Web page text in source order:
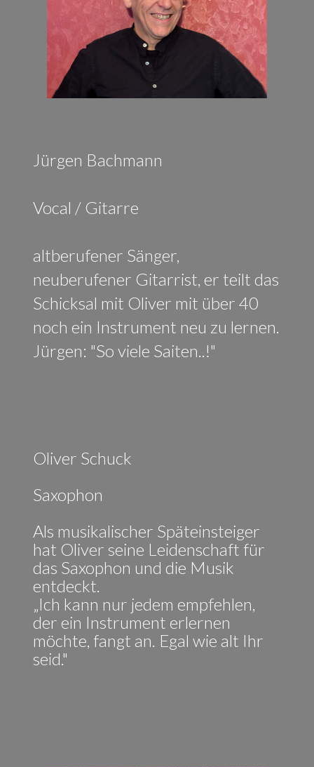
Jürgen Bachmann
Vocal / Gitarre
altberufener Sänger,
neuberufener Gitarrist, er teilt das
Schicksal mit Oliver mit über 40
noch ein Instrument neu zu lernen.
Jürgen: "So viele Saiten..!"
Oliver Schuck
Saxophon
Als musikalischer Späteinsteiger
hat Oliver seine Leidenschaft für
das Saxophon und die Musik
entdeckt.
„Ich kann nur jedem empfehlen,
der ein Instrument erlernen
möchte, fangt an. Egal wie alt Ihr
seid."